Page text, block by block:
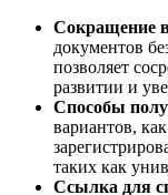
Сокращение
документов
позволяет
развитии и
Способы
вариантов,
таких как
Ссылка для